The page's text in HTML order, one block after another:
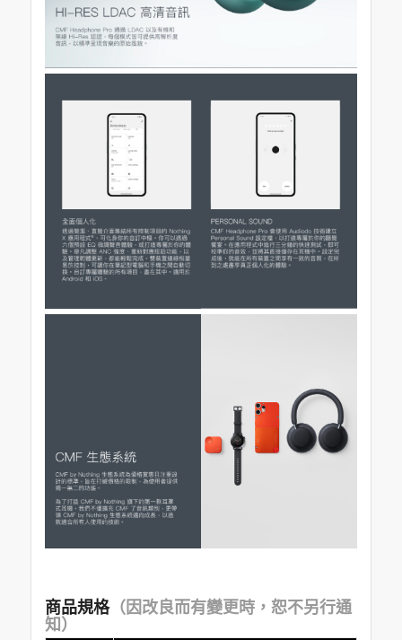
商品規格（因改良而有變更時，恕不另行通
知）